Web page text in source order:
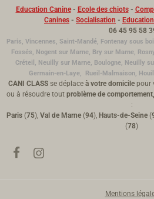
Education Canine- Ecole des chiots -
Canines - Socialisation -
06 45 95 58
Paris, Vincennes, Saint-Mandé, Fontenay sous
Fossés, Nogent sur Marne, Bry sur Marne,
Créteil, Neuilly sur Marne, Boulogne, Neuilly
Germain-en-Laye, Rueil-Malmaison,
CANI CLASSse déplace à votre domicilepour
ou à résoudre tout problème de comportement,
:
Paris(75), Val de Marne(94), Hauts-de-Seine(
(78)
Mentions